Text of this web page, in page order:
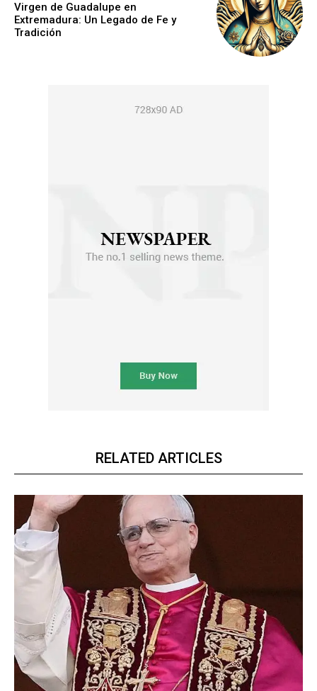
Virgen de Guadalupe en
Extremadura: Un Legado de Fe y
Tradición
RELATED ARTICLES